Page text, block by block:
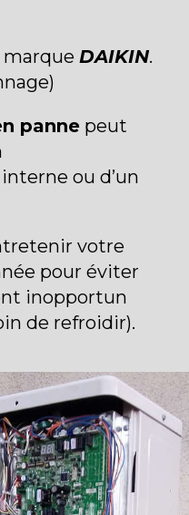
marque DAIKIN.
panne peut
ou d’un
votre
pour éviter
inopportun
de refroidir).